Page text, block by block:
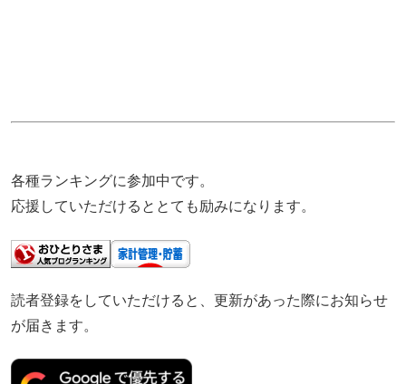
各種ランキングに参加中です。
応援していただけるととても励みになります。
読者登録をしていただけると、更新があった際にお知らせ
が届きます。